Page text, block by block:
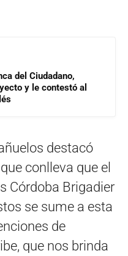
del Ciudadano,
y le contestó al
destacó
conlleva que el
Córdoba Brigadier
se sume a esta
de
que nos brinda